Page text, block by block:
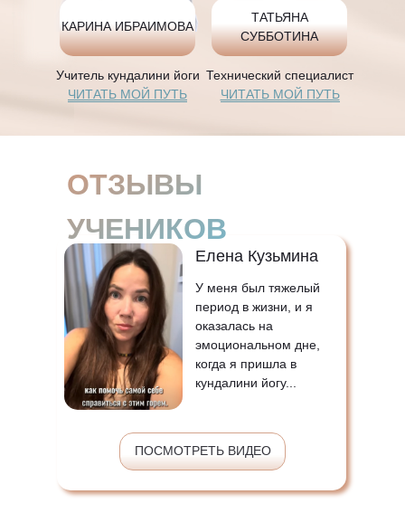
КАРИНА ИБРАИМОВА
Учитель кундалини йоги
ЧИТАТЬ МОЙ ПУТЬ
ТАТЬЯНА
СУББОТИНА
Технический специалист
ЧИТАТЬ МОЙ ПУТЬ
Елена Кузьмина
ОТЗЫВЫ
УЧЕНИКОВ
У меня был тяжелый
период в жизни, и я
оказалась на
эмоциональном дне
когда я пришла в
кундалини йогу...
ПОСМОТРЕТЬ ВИДЕО